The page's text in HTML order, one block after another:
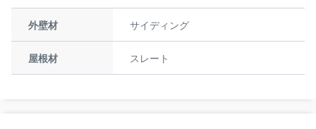
外壁材 サイディング
屋根材 スレート